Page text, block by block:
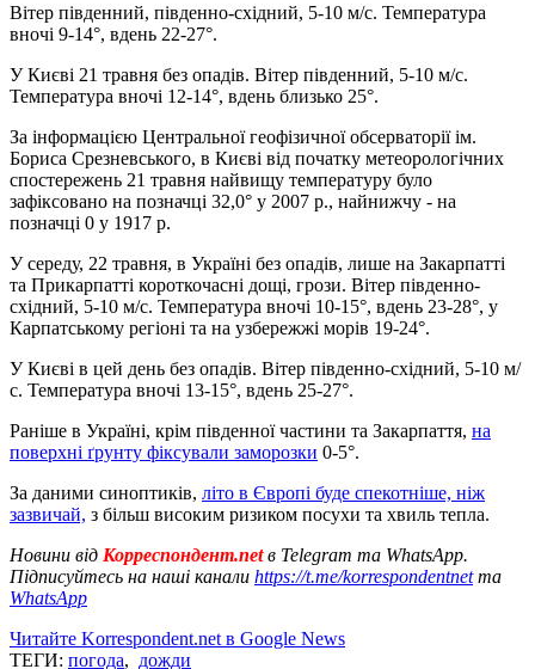
Вітер південний, південно-східний, 5-10 м/с. Температура
вночі 9-14°, вдень 22-27°.
У Києві 21 травня без опадів. Вітер південний, 5-10 м/с.
Температура вночі 12-14°, вдень близько 25°.
За інформацією Центральної геофізичної обсерваторії ім.
Бориса Срезневського, в Києві від початку метеорологічних
спостережень 21 травня найвищу температуру було
зафіксовано на позначці 32,0° у 2007 р., найнижчу - на
позначці 0 у 1917 р.
У середу, 22 травня, в Україні без опадів, лише на Закарпатті
та Прикарпатті короткочасні дощі, грози. Вітер південно-
східний, 5-10 м/с. Температура вночі 10-15°, вдень 23-28°, у
Карпатському регіоні та на узбережжі морів 19-24°.
У Києві в цей день без опадів. Вітер південно-східний, 5-10 м/
с. Температура вночі 13-15°, вдень 25-27°.
Раніше в Україні, крім південної частини та Закарпаття, на
поверхні ґрунту фіксували заморозки 0-5°.
За даними синоптиків, літо в Європі буде спекотніше, ніж
зазвичай, з більш високим ризиком посухи та хвиль тепла.
Новини від Корреспондент.netв Telegram та WhatsApp.
Підписуйтесь на наші канали https://t.me/korrespondentnetта
WhatsApp
Читайте Korrespondent.net в Google News
ТЕГИ: погода, дожди